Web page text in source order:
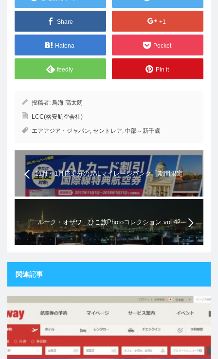
Share +1
Hatena Pocket
feedly Pin it
投稿者: 鳥海 高太朗
LCC(格安航空会社)
エアアジア・ジャパン, セントレア, 中部～新千歳
11月～1月搭乗分のJALマイレージバンク「期間限定
JALホームページ限定 JALカード割引国際線特典航
空券」はかなりお得
ルーク・オザワ ひこ旅Photoコレクション vol.42
関連記事